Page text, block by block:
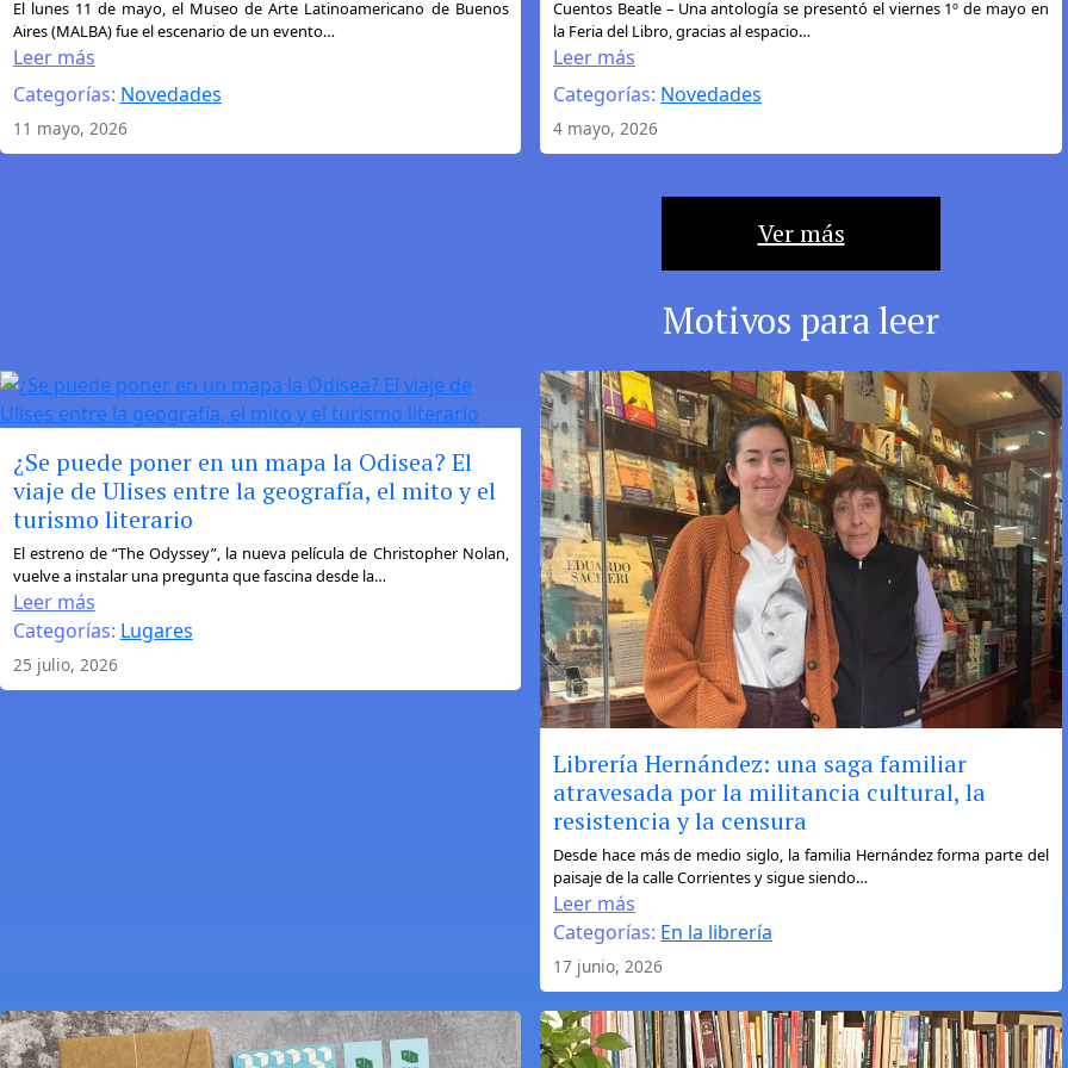
El lunes 11 de mayo, el Museo de Arte Latinoamericano de Buenos
Aires (MALBA) fue el escenario de un evento…
Leer más
:
Mo
Yan
y
los
vínculos
Categorías: Novedades
11 mayo, 2026
Cuentos Beatle – Una antología se presentó el viernes 1º de mayo en
la Feria del Libro, gracias al espacio…
Leer más
:
Los
Cuentos
Beatle
se
presentaron
Aires
Categorías: Novedades
4 mayo, 2026
Ver más
Motivos para leer
¿Se puede poner en un mapa la Odisea? El
viaje de Ulises entre la geografía, el mito y el
turismo literario
El estreno de “The Odyssey”, la nueva película de Christopher Nolan,
vuelve a instalar una pregunta que fascina desde la…
Leer más
:
¿Se
puede
poner
en
un
el
mito
Categorías: Lugares
25 julio, 2026
Librería Hernández: una saga familiar
atravesada por la militancia cultural, la
resistencia y la censura
Desde hace más de medio siglo, la familia Hernández forma parte del
paisaje de la calle Corrientes y sigue siendo…
Leer más
:
Librería
Hernández:
una
saga
familiar
atravesada
por
Categorías: En la librería
17 junio, 2026